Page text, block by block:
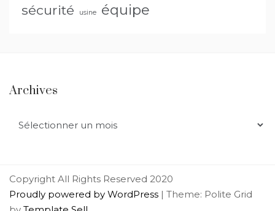
sécurité usine équipe
Archives
Copyright All Rights Reserved 2020
Proudly powered by WordPress | Theme: Polite Grid